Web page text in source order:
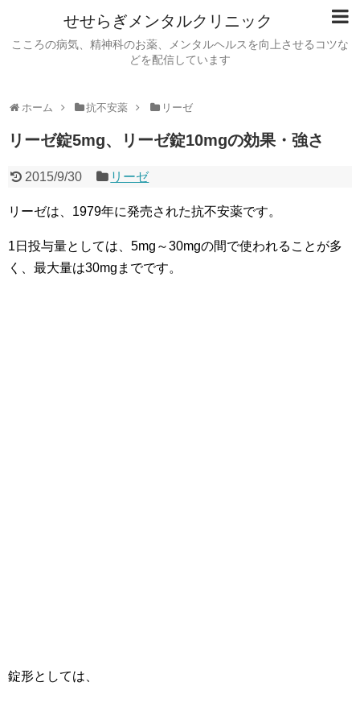
せせらぎメンタルクリニック
こころの病気、精神科のお薬、メンタルヘルスを向上させるコツな
どを配信しています
ホーム 抗不安薬 リーゼ
リーゼ錠5mg、リーゼ錠10mgの効果・強さ
2015/9/30 リーゼ
リーゼは、1979年に発売された抗不安薬です。
1日投与量としては、5mg～30mgの間で使われることが多
く、最大量は30mgまでです。
錠形としては、